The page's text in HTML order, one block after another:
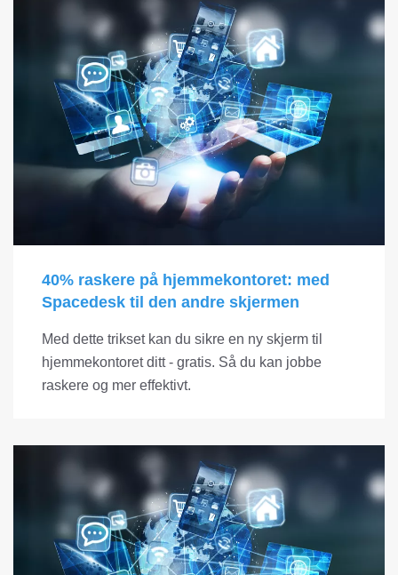
40% raskere på hjemmekontoret: med
Spacedesk til den andre skjermen
Med dette trikset kan du sikre en ny skjerm til
hjemmekontoret ditt - gratis. Så du kan jobbe
raskere og mer effektivt.